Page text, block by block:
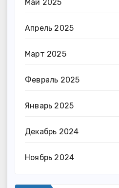
Май 2025
Апрель 2025
Март 2025
Февраль 2025
Январь 2025
Декабрь 2024
Ноябрь 2024